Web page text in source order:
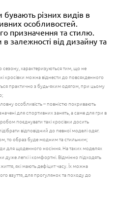
бувають різних видів в
особливостей.
призначення та стилю.
залежності від дизайну та
сезону, характеризуються тим, що не
кросівки можна віднести до повсякденного
практично з будь-яким одягом, при цьому
особливість – повністю покривають
для спортивних занять, а саме для гри в
поєднувати такі кросівки досить
відповідний до певної моделі одяг.
то образ буде модним та стильним;
для щоденного носіння. На таких моделях
дуже легкі і комфортні. Відмінно підходять
які мають дефіцит часу. Їх можна
взуття, для прогулянок та походу до